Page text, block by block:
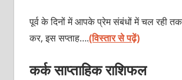
पूर्व के दिनों में आपके प्रेम संबंधों में चल रही
कर, इस सप्ताह….(विस्तार से पढ़ें)
कर्क साप्ताहिक राशिफल